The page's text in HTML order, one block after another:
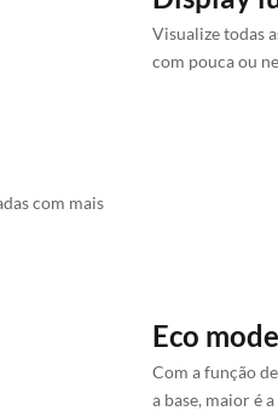
Visualize todas
com pouca ou
com mais
Eco mode
Com a função
a base, maior é